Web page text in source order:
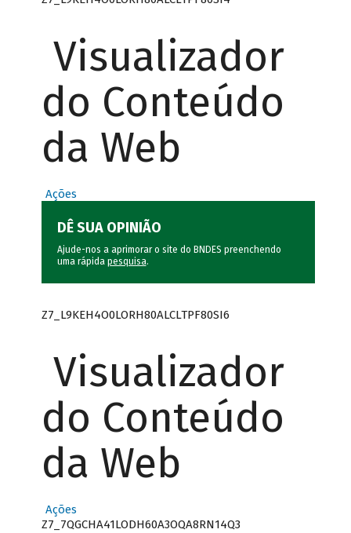
Visualizador
do Conteúdo
da Web
Ações
DÊ SUA OPINIÃO
Ajude-nos a aprimorar o site do BNDES preenchendo
uma rápida pesquisa.
Z7_L9KEH4O0LORH80ALCLTPF80SI6
Visualizador
do Conteúdo
da Web
Ações
Z7_7QGCHA41LODH60A3OQA8RN14Q3